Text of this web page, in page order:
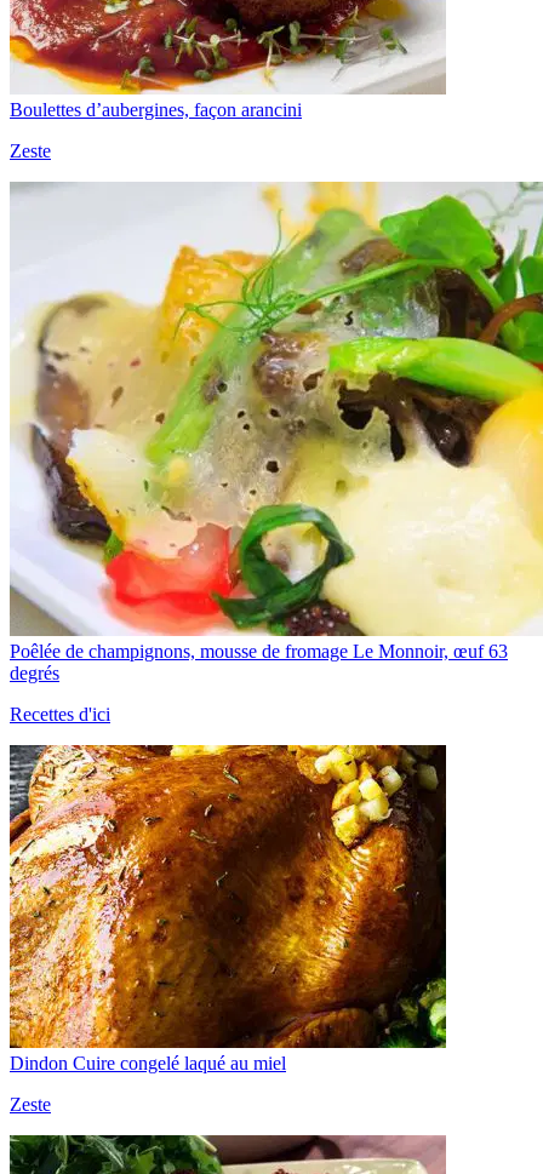
Boulettes d’aubergines, façon arancini
Zeste
Poêlée de champignons, mousse de fromage Le Monnoir, œuf 63
degrés
Recettes d'ici
Dindon Cuire congelé laqué au miel
Zeste